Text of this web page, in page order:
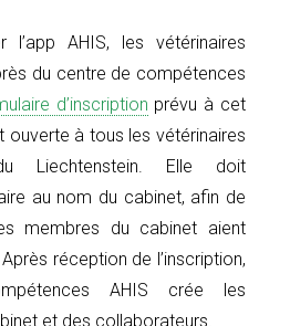
l’app AHIS, les vétérinaires
du centre de compétences
d’inscription prévu à cet
ouverte à tous les vétérinaires
Liechtenstein. Elle doit
au nom du cabinet, afin de
membres du cabinet aient
réception de l’inscription,
AHIS crée les
et des collaborateurs.